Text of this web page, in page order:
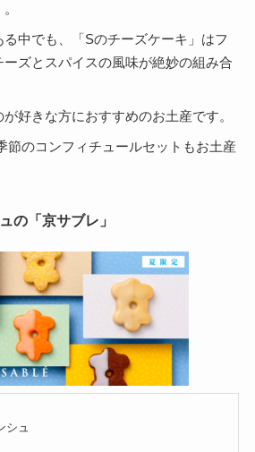
中でも、「Sのチーズケーキ」はフ
ズとスパイスの風味が絶妙の組み合
好きな方におすすめのお土産です。
節のコンフィチュールセットもお土産
の「京サブレ」
シュ